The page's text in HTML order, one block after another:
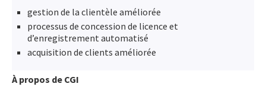
gestion de la clientèle améliorée
processus de concession de licence et
d’enregistrement automatisé
acquisition de clients améliorée
À propos de CGI